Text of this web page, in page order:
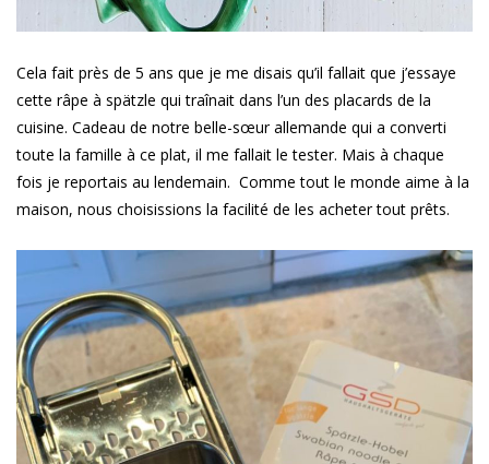
Cela fait près de 5 ans que je me disais qu’il fallait que j’essaye
cette râpe à spätzle qui traînait dans l’un des placards de la
cuisine. Cadeau de notre belle-sœur allemande qui a converti
toute la famille à ce plat, il me fallait le tester. Mais à chaque
fois je reportais au lendemain. Comme tout le monde aime à la
maison, nous choisissions la facilité de les acheter tout prêts.